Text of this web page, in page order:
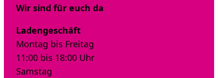
Wir sind für euch da
Ladengeschäft
Montag bis Freitag
11:00 bis 18:00 Uhr
Samstag